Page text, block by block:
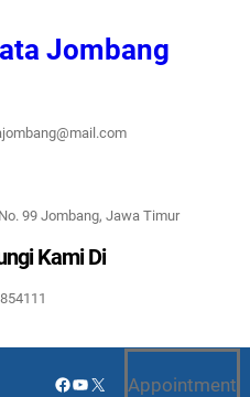
Jombang
99 Jombang, Jawa Timur
Kami Di
Facebook
YouTube
X Appointment